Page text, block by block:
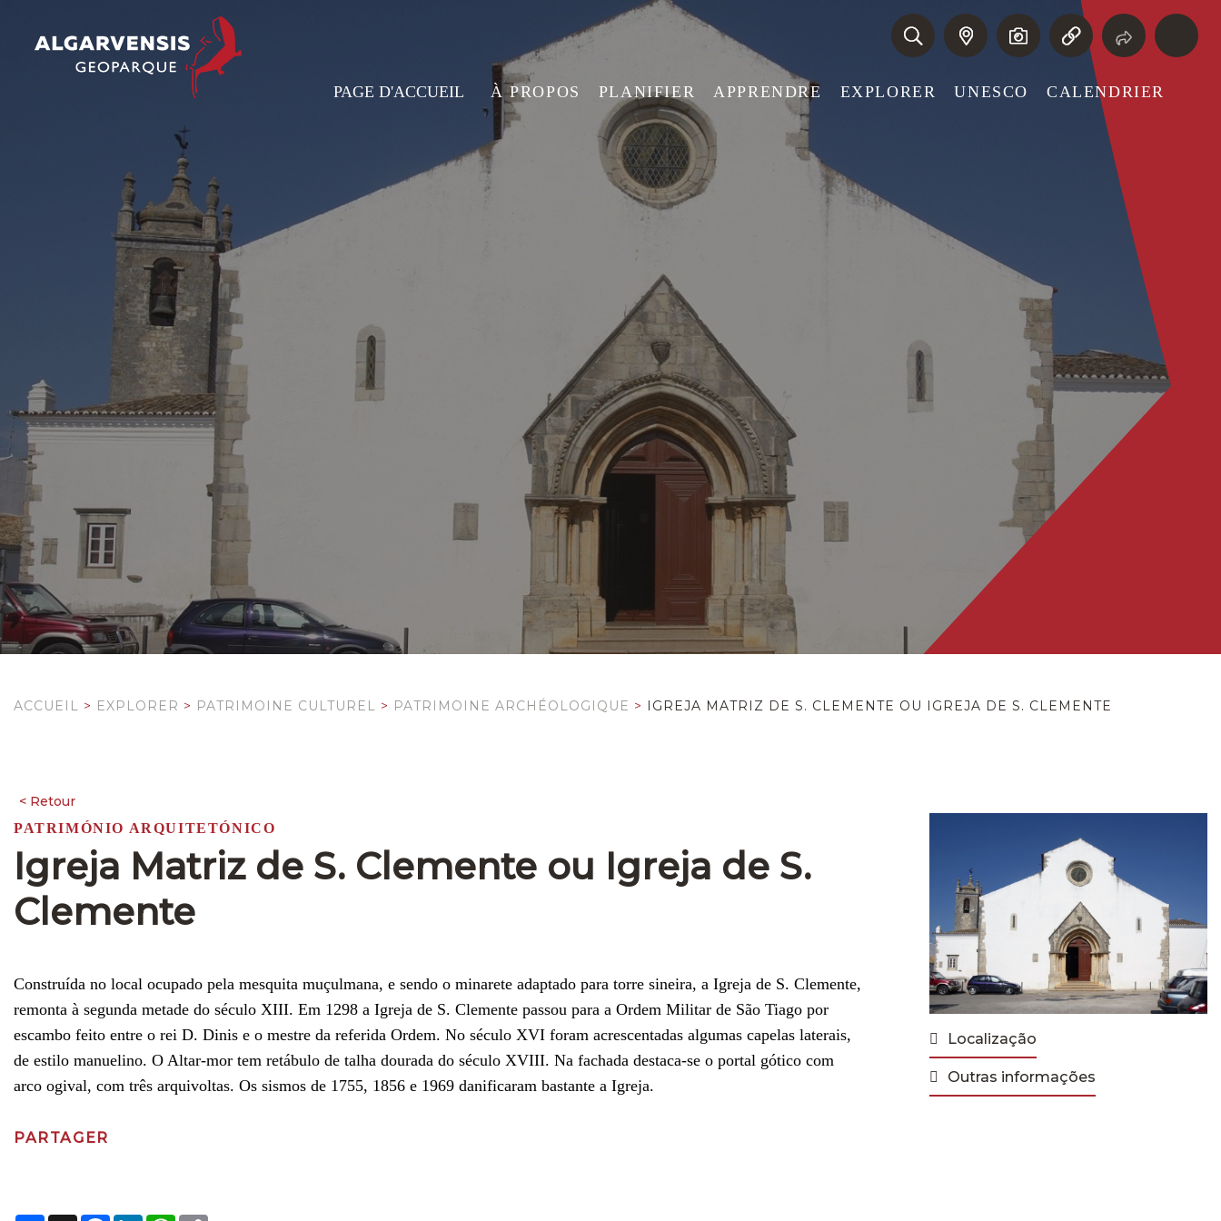
PAGE D'ACCUEIL À PROPOS PLANIFIER APPRENDRE EXPLORER UNESCO CALENDRIER
ACCUEIL > EXPLORER > PATRIMOINE CULTUREL > PATRIMOINE ARCHÉOLOGIQUE > IGREJA MATRIZ DE S. CLEMENTE OU IGREJA DE S. CLEMENTE
PATRIMÓNIO ARQUITETÓNICO
Igreja Matriz de S. Clemente ou Igreja de S.
Clemente
Construída no local ocupado pela mesquita muçulmana, e sendo o minarete adaptado para torre sineira, a Igreja de S. Clemente,
remonta à segunda metade do século XIII. Em 1298 a Igreja de S. Clemente passou para a Ordem Militar de São Tiago por
escambo feito entre o rei D. Dinis e o mestre da referida Ordem. No século XVI foram acrescentadas algumas capelas laterais,
de estilo manuelino. O Altar-mor tem retábulo de talha dourada do século XVIII. Na fachada destaca-se o portal gótico com
arco ogival, com três arquivoltas. Os sismos de 1755, 1856 e 1969 danificaram bastante a Igreja.
PARTAGER
Localização
Outras informações